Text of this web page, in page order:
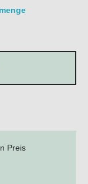
ein oder
Preis